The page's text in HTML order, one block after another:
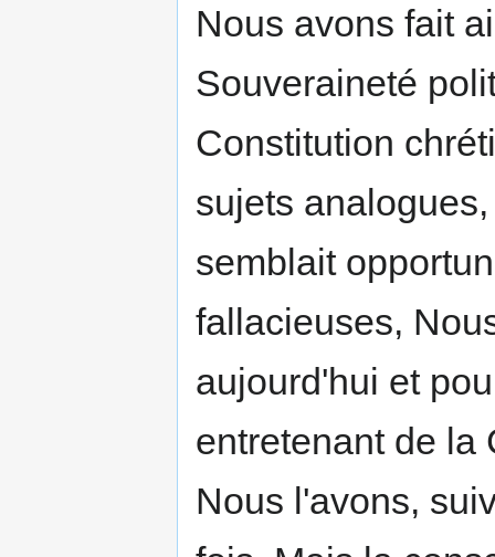
Nous avons fait
Souveraineté
Constitution
sujets
semblait
fallacieuses,
aujourd'hui et
entretenant de la
Nous l'avons,